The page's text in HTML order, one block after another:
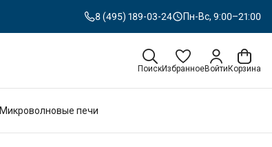
8 (495) 189-03-24 Пн-Вс, 9:00–21:00
ПоискИзбранноеВойти Корзина
Микроволновые печи